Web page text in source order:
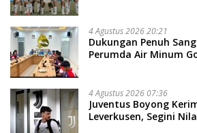
4 Agustus 2026 20:21
Dukungan Penuh
Perumda Air Minum
4 Agustus 2026 07:36
Juventus Boyong
Leverkusen, Segini